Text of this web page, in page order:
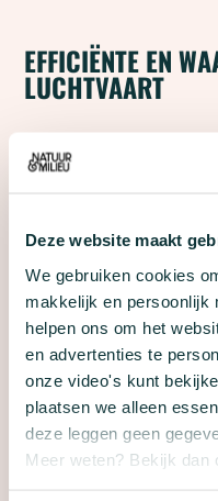
Deze website maakt
We gebruiken cookies
makkelijk en persoonlijk
helpen ons om het
en advertenties te
onze video's kunt
plaatsen we alleen
deze leggen geen
Meer weten? Bekijk dan
EFFICIËNTE EN
LUCHTVAART
Een indicator die
inzicht geeft in
‘Hierin worden de
reiziger
reiziger van en naar
kijkt niet alleen naar
mogelijke
mee’, aldus Peeters.
TRANSPARANTE